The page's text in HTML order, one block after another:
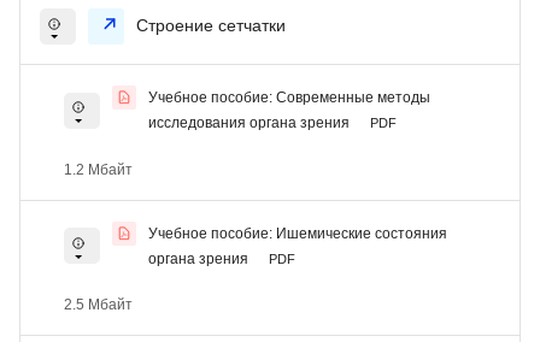
Строение сетчатки
Учебное пособие: Современные методы
исследования органа зрения
PDF
1.2 Мбайт
Учебное пособие: Ишемические состояния
органа зрения
PDF
2.5 Мбайт